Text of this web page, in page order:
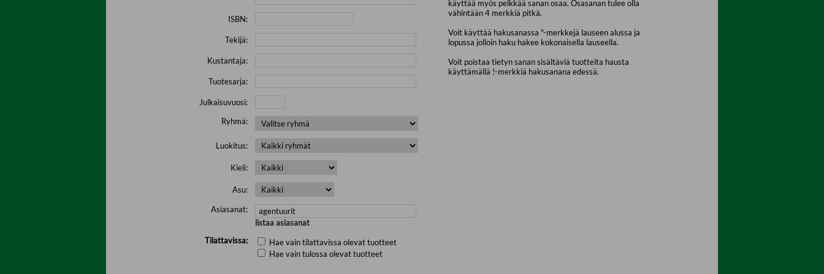
ISBN:
Tekijä:
Kustantaja:
Tuotesarja:
Julkaisuvuosi:
Ryhmä:
Luokitus:
Kieli:
Asu:
Asiasanat:
listaa asiasanat
Tilattavissa:
Hae vain tilattavissa olevat tuotteet
Hae vain tulossa olevat tuotteet
käyttää myös pelkkää sanan osaa. Osasanan tulee olla
vähintään 4 merkkiä pitkä.
Voit käyttää hakusanassa "-merkkejä lauseen alussa ja
lopussa jolloin haku hakee kokonaisella lauseella.
Voit poistaa tietyn sanan sisältäviä tuotteita hausta
käyttämällä !-merkkiä hakusanana edessä.